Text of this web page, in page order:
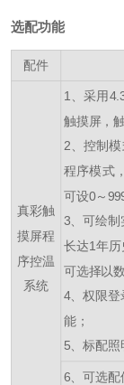
选配功能
配件
真彩触
摸屏程
序控温
系统
1、采用
触摸屏，
2、控制
程序模式
可设0～
3、可绘制
长达1年历
可选择以
4、权限登
能；
5、标配照
6、可选